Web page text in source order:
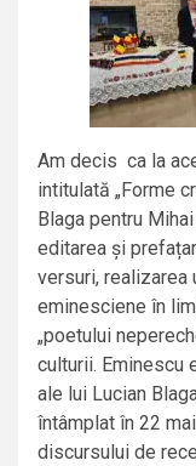
Am decis ca la
intitulată „Forme
Blaga pentru
editarea și
versuri, realizarea
eminesciene în
„poetului
culturii. Eminescu
ale lui Lucian
întâmplat în 22
discursului de